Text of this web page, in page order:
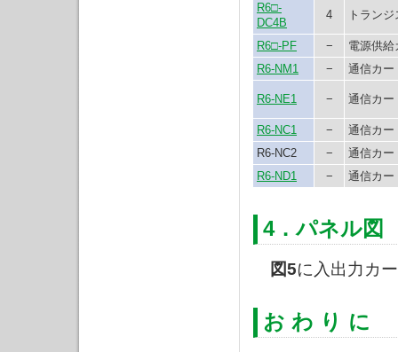
R6□-
DC4B
4 トラン
R6□-PF −
電源供給
R6-NM1
− 通信カー
R6-NE1 − 通信カー
R6-NC1 −
通信カ
R6-NC2
−
通信カ
R6-ND1
− 通信カ
4．パネル図
図5に入出力カ
お わ り に